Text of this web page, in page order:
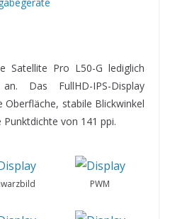
Satellite Pro L50-G lediglich
Das FullHD-IPS-Display
stabile Blickwinkel
von 141 ppi.
PWM